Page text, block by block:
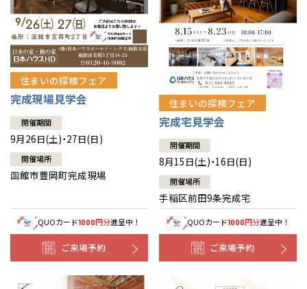
住まいの探検フェア
完成現場見学会
開催期間
9月26日(土)・27日(日)
開催場所
函館市豊岡町完成現場
QUOカード1000円分進呈中！
ご来場予約
住まいの探検フェア
完成宅見学会
開催期間
8月15日(土)・16日(日)
開催場所
手稲区前田9条完成宅
QUOカード1000円分進呈中！
ご来場予約